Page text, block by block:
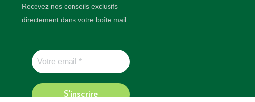
Recevez nos conseils exclusifs
directement dans votre boîte mail.